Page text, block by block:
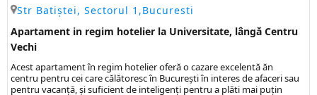
Str Batiștei, Sectorul 1,Bucuresti
Apartament in regim hotelier la Universitate, lângă Centru
Vechi
Acest apartament în regim hotelier oferă o cazare excelentă ăn
centru pentru cei care călătoresc în București în interes de afaceri sau
pentru vacanță, și suficient de inteligenți pentru a plăti mai puțin